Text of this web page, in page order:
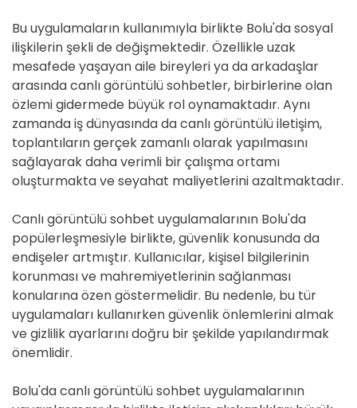
Bu uygulamaların kullanımıyla birlikte Bolu'da sosyal
ilişkilerin şekli de değişmektedir. Özellikle uzak
mesafede yaşayan aile bireyleri ya da arkadaşlar
arasında canlı görüntülü sohbetler, birbirlerine olan
özlemi gidermede büyük rol oynamaktadır. Aynı
zamanda iş dünyasında da canlı görüntülü iletişim,
toplantıların gerçek zamanlı olarak yapılmasını
sağlayarak daha verimli bir çalışma ortamı
oluşturmakta ve seyahat maliyetlerini azaltmaktadır.
Canlı görüntülü sohbet uygulamalarının Bolu'da
popülerleşmesiyle birlikte, güvenlik konusunda da
endişeler artmıştır. Kullanıcılar, kişisel bilgilerinin
korunması ve mahremiyetlerinin sağlanması
konularına özen göstermelidir. Bu nedenle, bu tür
uygulamaları kullanırken güvenlik önlemlerini almak
ve gizlilik ayarlarını doğru bir şekilde yapılandırmak
önemlidir.
Bolu'da canlı görüntülü sohbet uygulamalarının